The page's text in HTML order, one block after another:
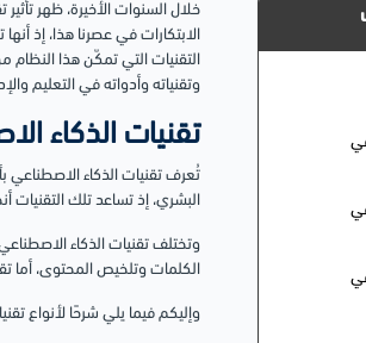
خلال السنوات الأخيرة، ظهر
الابتكارات في عصرنا هذا، إذ
التقنيات التي تمكّن هذا النظام
وتقنياته وأدواته في التعليم
تقنيات الذكاء
تُعرف تقنيات الذكاء الاصطناعي
البشري، إذ تساعد تلك التقنيات
وتختلف تقنيات الذكاء
الكلمات وتلخيص المحتوى، أما
وإليكم فيما يلي شرحًا لأنواع